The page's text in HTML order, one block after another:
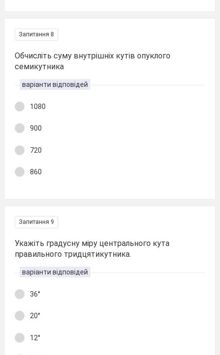
Запитання 8
Обчисліть суму внутрішніх кутів опуклого
семикутника
варіанти відповідей
1080
900
720
860
Запитання 9
Укажіть градусну міру центрального кута
правильного тридцятикутника.
варіанти відповідей
36°
20°
12°